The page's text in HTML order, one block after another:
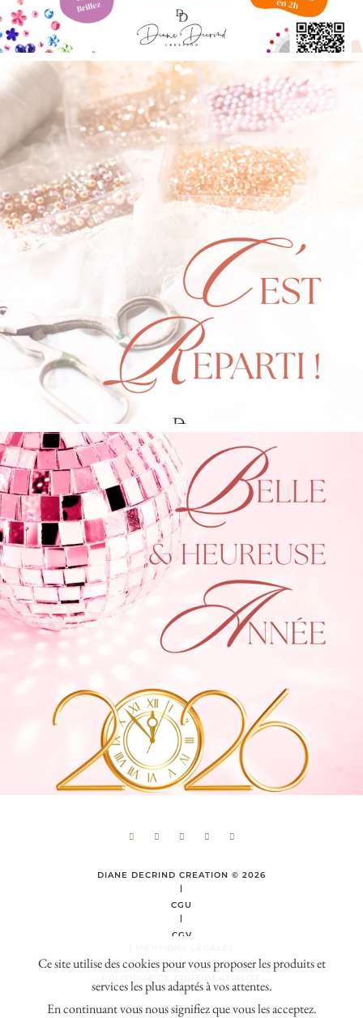
Ce site utilise des cookies pour vous proposer les produits et
services les plus adaptés à vos attentes.
En continuant vous nous signifiez que vous les acceptez.
DIANE DECRIND CREATION © 2026
|
CGU
|
CGV
|
|
CONTACT